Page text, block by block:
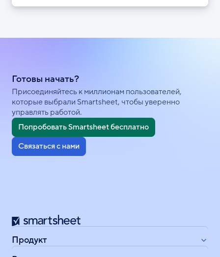
Готовы начать?
Присоединяйтесь к миллионам пользователей,
которые выбрали Smartsheet, чтобы уверенно
управлять работой.
Попробовать Smartsheet бесплатно
Связаться с нами
Smartsheet
Продукт